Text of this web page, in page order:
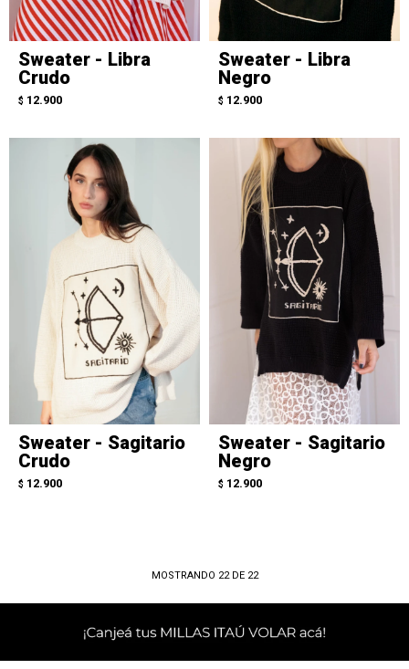
Sweater - Libra
Crudo
$ 12.900
Sweater - Libra
Negro
$ 12.900
Sweater - Sagitario
Crudo
$ 12.900
Sweater - Sagitario
Negro
$ 12.900
MOSTRANDO 22DE 22